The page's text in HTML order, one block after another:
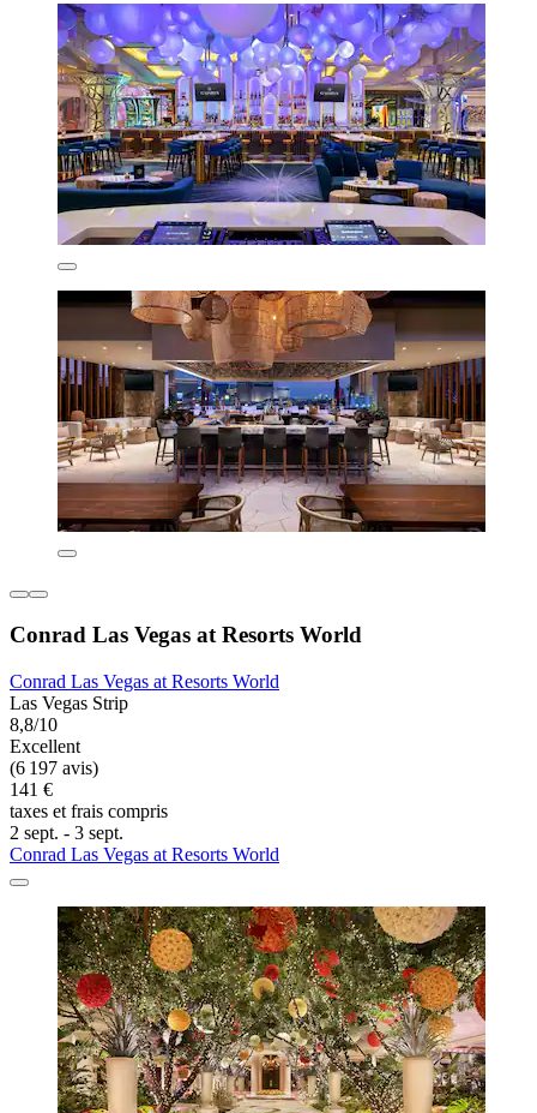
Conrad Las Vegas at Resorts World
Conrad Las Vegas at Resorts World
Las Vegas Strip
8,8/10
Excellent
(6 197 avis)
141 €
taxes et frais compris
2 sept. - 3 sept.
Conrad Las Vegas at Resorts World